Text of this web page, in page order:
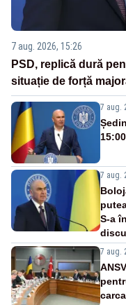
7 aug. 2026, 15:26
PSD, replică dură
situație de forță
7 aug.
7 aug.
S-a
7 aug.